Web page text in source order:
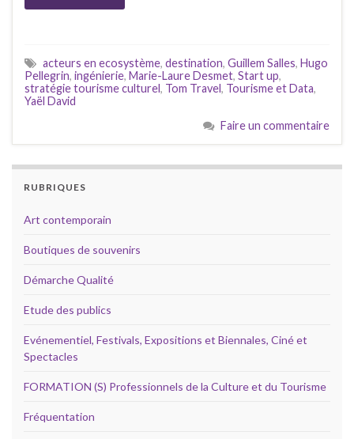
acteurs en ecosystème, destination, Guillem Salles, Hugo
Pellegrin, ingénierie, Marie-Laure Desmet, Start up,
stratégie tourisme culturel, Tom Travel, Tourisme et Data,
Yaël David
Faire un commentaire
RUBRIQUES
Art contemporain
Boutiques de souvenirs
Démarche Qualité
Etude des publics
Evénementiel, Festivals, Expositions et Biennales, Ciné et
Spectacles
FORMATION (S) Professionnels de la Culture et du Tourisme
Fréquentation